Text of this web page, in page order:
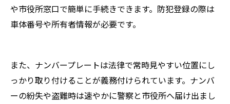
や市役所窓口で簡単に手続きできます。防犯登録の際は
車体番号や所有者情報が必要です。
また、ナンバープレートは法律で常時見やすい位置にし
っかり取り付けることが義務付けられています。ナンバ
ーの紛失や盗難時は速やかに警察と市役所へ届け出まし